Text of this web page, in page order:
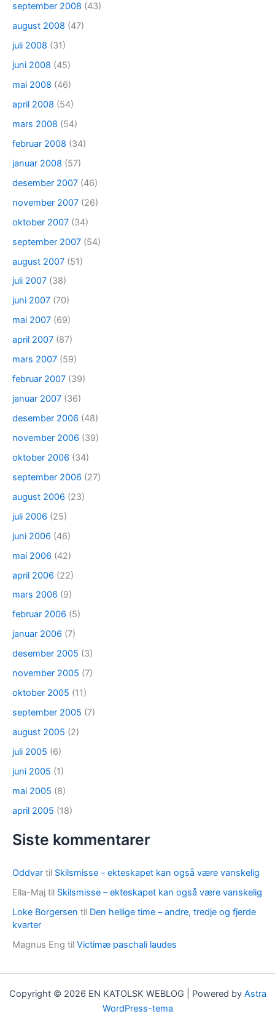
september 2008 (43)
august 2008 (47)
juli 2008 (31)
juni 2008 (45)
mai 2008 (46)
april 2008 (54)
mars 2008 (54)
februar 2008 (34)
januar 2008 (57)
desember 2007 (46)
november 2007 (26)
oktober 2007 (34)
september 2007 (54)
august 2007 (51)
juli 2007 (38)
juni 2007 (70)
mai 2007 (69)
april 2007 (87)
mars 2007 (59)
februar 2007 (39)
januar 2007 (36)
desember 2006 (48)
november 2006 (39)
oktober 2006 (34)
september 2006 (27)
august 2006 (23)
juli 2006 (25)
juni 2006 (46)
mai 2006 (42)
april 2006 (22)
mars 2006 (9)
februar 2006 (5)
januar 2006 (7)
desember 2005 (3)
november 2005 (7)
oktober 2005 (11)
september 2005 (7)
august 2005 (2)
juli 2005 (6)
juni 2005 (1)
mai 2005 (8)
april 2005 (18)
Siste kommentarer
Oddvar til Skilsmisse – ekteskapet kan også være vanskelig
Ella-Maj til Skilsmisse – ekteskapet kan også være vanskelig
Loke Borgersen til Den hellige time – andre, tredje og fjerde
kvarter
Magnus Eng til Victimæ paschali laudes
Copyright © 2026 EN KATOLSK WEBLOG | Powered by Astra
WordPress-tema